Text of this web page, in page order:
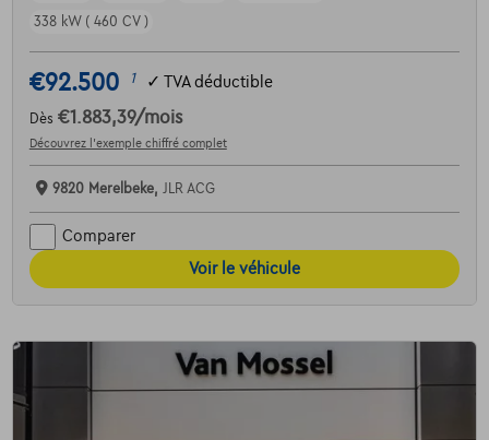
338 kW ( 460 CV )
€92.500 1 ✓ TVA déductible
Dès €1.883,39/mois
Découvrez l’exemple chiffré complet
9820 Merelbeke, JLR ACG
Comparer
Voir le véhicule